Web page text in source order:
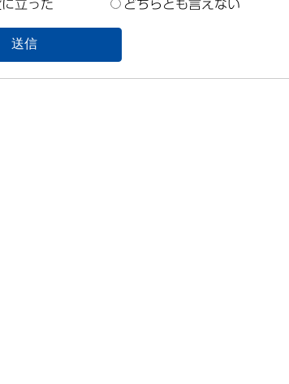
立った どちらとも言えない